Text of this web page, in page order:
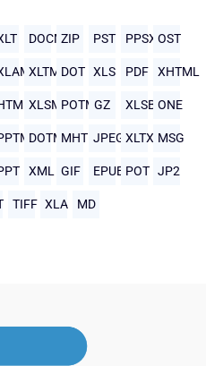
DOCMZIP PST PPSX OST
XLTM DOT XLS PDF XHTML
XLSM POTMGZ XLSB ONE
DOTMMHTMLJPEG XLTX MSG
XML GIF EPUB POT JP2
TIFF XLA MD